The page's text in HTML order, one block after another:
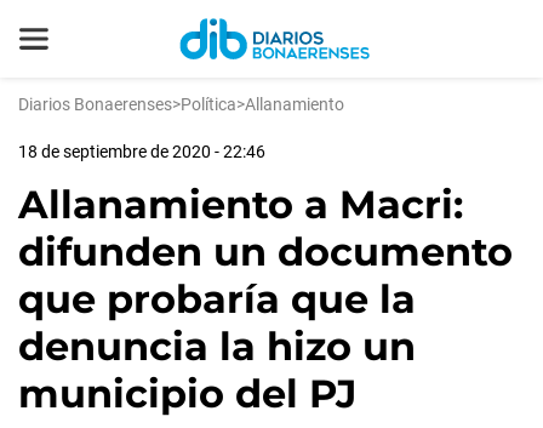
Diarios Bonaerenses>Política>Allanamiento
18 de septiembre de 2020 - 22:46
Allanamiento a Macri:
difunden un documento
que probaría que la
denuncia la hizo un
municipio del PJ